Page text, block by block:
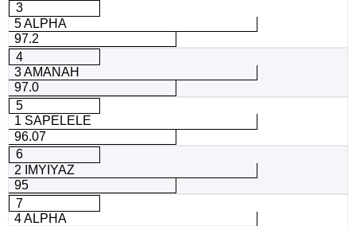
3
5 ALPHA
97.2
4
3 AMANAH
97.0
5
1 SAPELELE
96.07
6
2 IMYIYAZ
95
7
4 ALPHA